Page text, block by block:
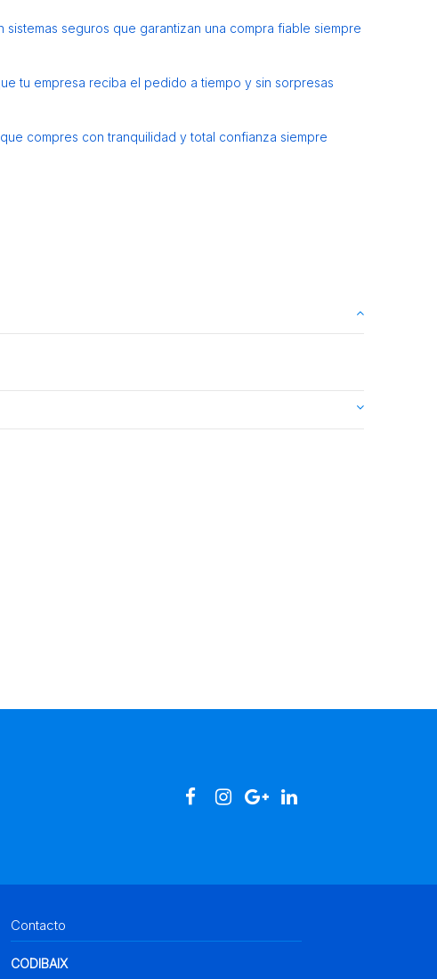
seguros que garantizan una compra fiable siempre
tu empresa reciba el pedido a tiempo y sin sorpresas
compres con tranquilidad y total confianza siempre
Contacto
CODIBAIX